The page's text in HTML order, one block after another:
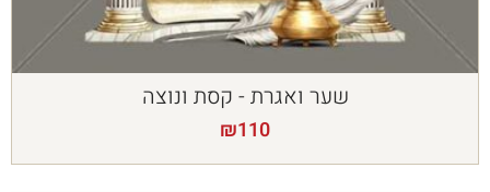
שער ואגרת - קסת ונוצה
₪110